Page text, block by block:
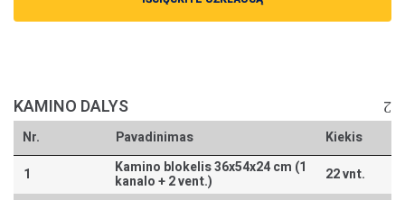
KAMINO DALYS
Nr. Pavadinimas
Kiekis
1
Kamino blokelis 36x54x24 cm (1
kanalo + 2 vent.)
22 vnt.